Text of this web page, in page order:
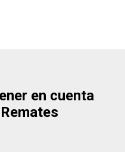
en cuenta